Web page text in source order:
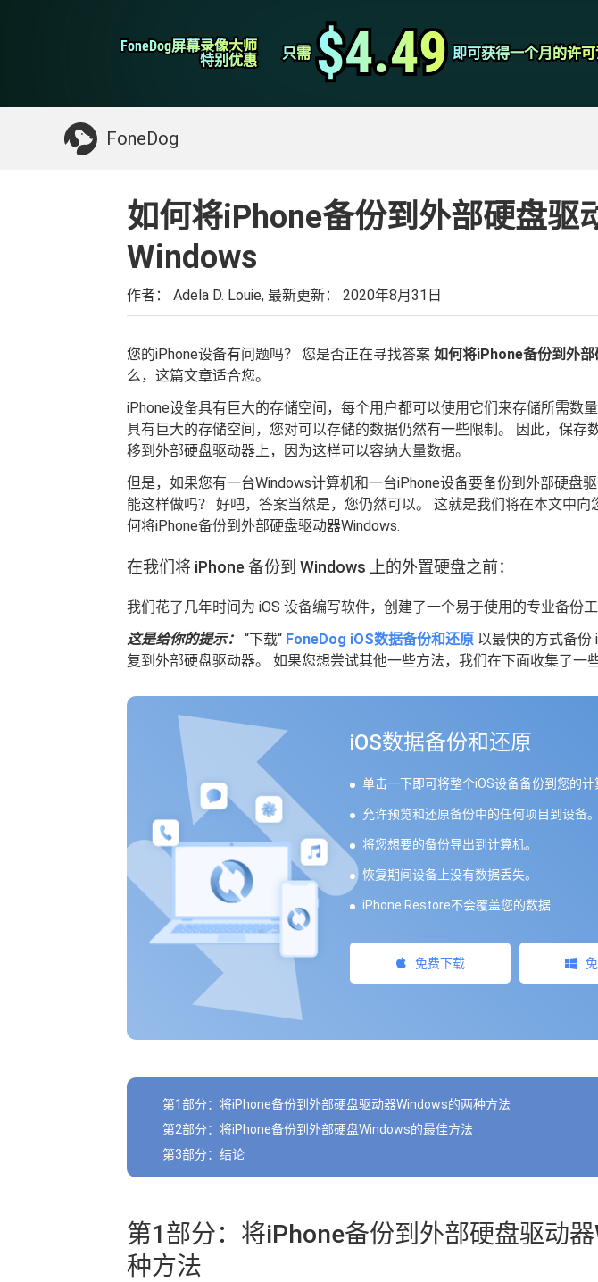
FoneDog屏幕录像大师
FoneDog屏幕录像大师
特别优惠
特别优惠 只需
只需 $4.49
$4.49 即可获得一个月的许
即可获得一个月的许
FoneDog
iPhone清理
你可能需要的东西：
如何将iPhone备份到外部硬盘驱
Windows
作者： Adela D. Louie, 最新更新： 2020年8月31日
您的iPhone设备有问题吗？ 您是否正在寻找答案 如何将iPhone备份到外
么，这篇文章适合您。
iPhone设备具有巨大的存储空间，每个用户都可以使用它们来存储所需数
具有巨大的存储空间，您对可以存储的数据仍然有一些限制。 因此，保存
移到外部硬盘驱动器上，因为这样可以容纳大量数据。
但是，如果您有一台Windows计算机和一台iPhone设备要备份到外部硬盘
能这样做吗？ 好吧，答案当然是，您仍然可以。 这就是我们将在本文中向
何将iPhone备份到外部硬盘驱动器Windows.
在我们将 iPhone 备份到 Windows 上的外置硬盘之前：
我们花了几年时间为 iOS 设备编写软件，创建了一个易于使用的专业备份工
这是给你的提示：
“下载“ FoneDog iOS数据备份和还原 以最快的方式备份
复到外部硬盘驱动器。 如果您想尝试其他一些方法，我们在下面收集了一
iOS数据备份和还原
单击一下即可将整个iOS设备备份到您的计
允许预览和还原备份中的任何项目到设备。
将您想要的备份导出到计算机。
恢复期间设备上没有数据丢失。
iPhone Restore不会覆盖您的数据
免费下载
第1部分：将iPhone备份到外部硬盘驱动器Windows的两种方法
第2部分：将iPhone备份到外部硬盘Windows的最佳方法
第3部分：结论
第1部分：将iPhone备份到外部硬盘驱动
种方法